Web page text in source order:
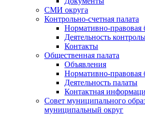
СМИ округа
Контрольно-счетная палата
Нормативно-правовая
Деятельность
Контакты
Общественная палата
Объявления
Нормативно-правовая
Деятельность палаты
Контактная
Совет муниципального
муниципальный округ